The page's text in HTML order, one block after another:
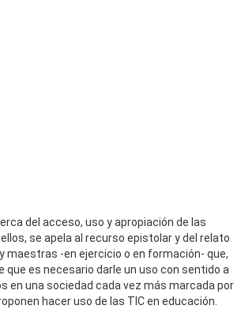
del acceso, uso y apropiación de las
se apela al recurso epistolar y del relato
maestras -en ejercicio o en formación- que,
es necesario darle un uso con sentido a
en una sociedad cada vez más marcada por
hacer uso de las TIC en educación.